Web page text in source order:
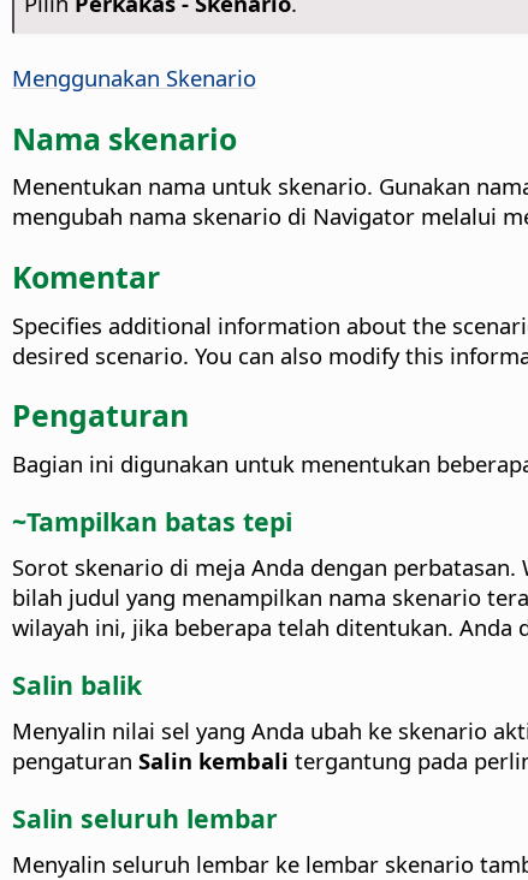
Menggunakan Skenario
Nama skenario
Menentukan nama untuk skenario. Gunakan
mengubah nama skenario di Navigator melalui
Komentar
Specifies additional information about the
desired scenario. You can also modify this
Pengaturan
Bagian ini digunakan untuk menentukan
~Tampilkan batas tepi
Sorot skenario di meja Anda dengan
bilah judul yang menampilkan nama skenario
wilayah ini, jika beberapa telah ditentukan.
Salin balik
Menyalin nilai sel yang Anda ubah ke skenario
pengaturan Salin kembali tergantung pada
Salin seluruh lembar
Menyalin seluruh lembar ke lembar skenario